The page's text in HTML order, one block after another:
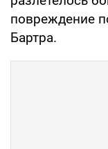
повреждение
Бартра.